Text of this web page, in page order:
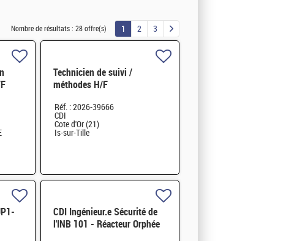
Nombre de résultats : 28 offre(s) 1 2 3
Technicien de suivi /
méthodes H/F
Réf. : 2026-39666
CDI
Cote d'Or (21)
Is-sur-Tille
CDI Ingénieur.e Sécurité de
l'INB 101 - Réacteur Orphée